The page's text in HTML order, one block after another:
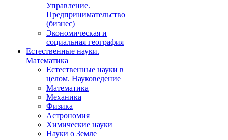
Управление.
Предпринимательство
(бизнес)
Экономическая и
социальная география
Естественные науки.
Математика
Естественные науки в
целом. Науковедение
Математика
Механика
Физика
Астрономия
Химические науки
Науки о Земле